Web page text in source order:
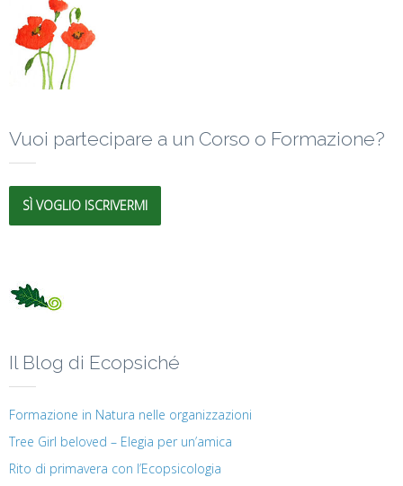
Vuoi partecipare a un Corso o Formazione?
SÌ VOGLIO ISCRIVERMI
Il Blog di Ecopsiché
Formazione in Natura nelle organizzazioni
Tree Girl beloved – Elegia per un’amica
Rito di primavera con l’Ecopsicologia